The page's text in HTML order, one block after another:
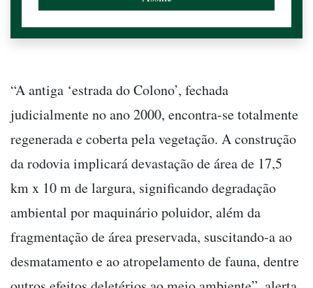
“A antiga ‘estrada do Colono’, fechada
judicialmente no ano 2000, encontra-se totalmente
regenerada e coberta pela vegetação. A construção
da rodovia implicará devastação de área de 17,5
km x 10 m de largura, significando degradação
ambiental por maquinário poluidor, além da
fragmentação de área preservada, suscitando-a ao
desmatamento e ao atropelamento de fauna, dentre